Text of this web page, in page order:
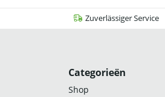
Zuverlässiger Service
Categorieën
Shop